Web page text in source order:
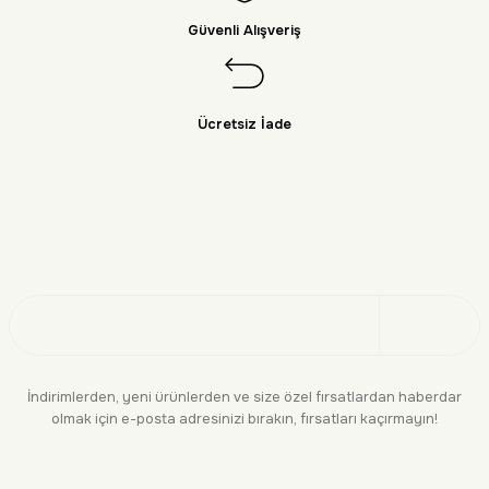
Güvenli Alışveriş
Ücretsiz İade
İndirimlerden, yeni ürünlerden ve size özel fırsatlardan haberdar
olmak için e-posta adresinizi bırakın, fırsatları kaçırmayın!